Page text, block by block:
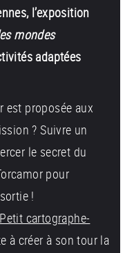
l’exposition
mondes
adaptées
est proposée aux
? Suivre un
le secret du
pour
!
cartographe-
à créer à son tour la